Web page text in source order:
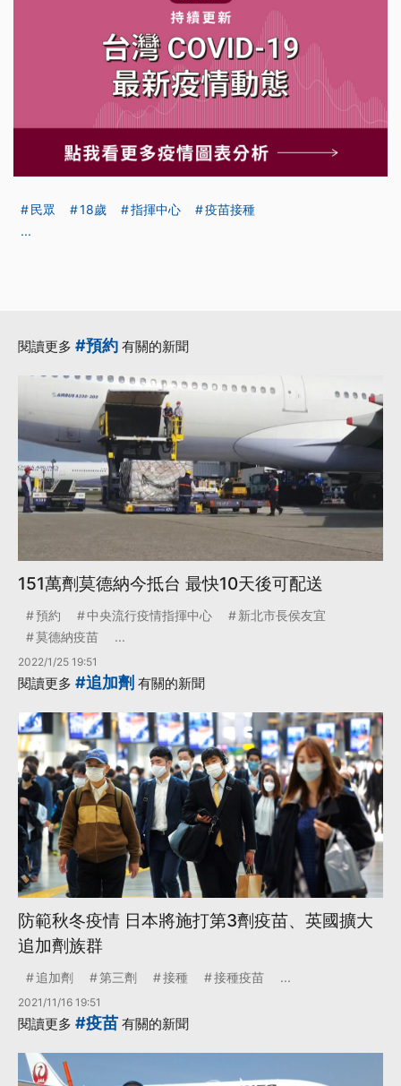
民眾 18歲 指揮中心
疫苗接種
...
閱讀更多 #預約 有關的新聞
151萬劑莫德納今抵台 最快10天後可配送
預約 中央流行疫情指揮中心
新北市長侯友宜
莫德納疫苗
...
2022/1/25 19:51
閱讀更多 #追加劑 有關的新聞
防範秋冬疫情 日本將施打第3劑疫苗、英國擴大
追加劑族群
追加劑 第三劑 接種 接種疫苗 ...
2021/11/16 19:51
閱讀更多 #疫苗 有關的新聞